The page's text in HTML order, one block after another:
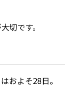
切です。
およそ28日。